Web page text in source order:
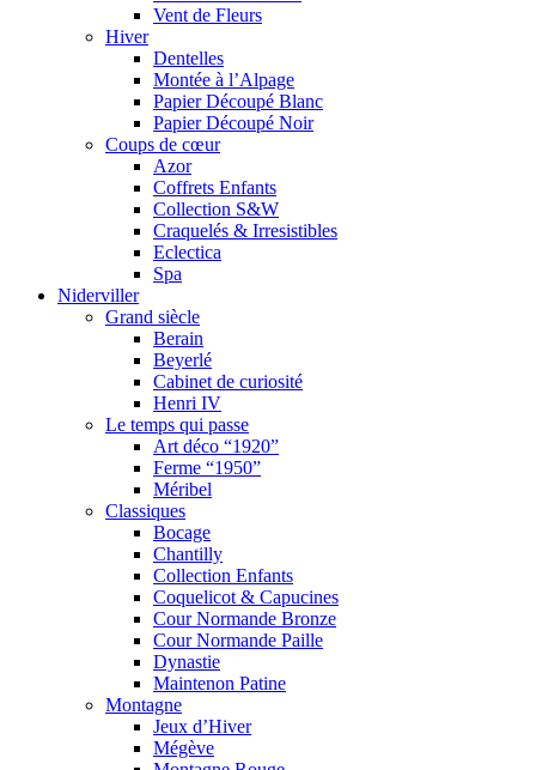
Vent de Fleurs
Hiver
Dentelles
Montée à l’Alpage
Papier Découpé Blanc
Papier Découpé Noir
Coups de cœur
Azor
Coffrets Enfants
Collection S&W
Craquelés & Irresistibles
Eclectica
Spa
Niderviller
Grand siècle
Berain
Beyerlé
Cabinet de curiosité
Henri IV
Le temps qui passe
Art déco “1920”
Ferme “1950”
Méribel
Classiques
Bocage
Chantilly
Collection Enfants
Coquelicot & Capucines
Cour Normande Bronze
Cour Normande Paille
Dynastie
Maintenon Patine
Montagne
Jeux d’Hiver
Mégève